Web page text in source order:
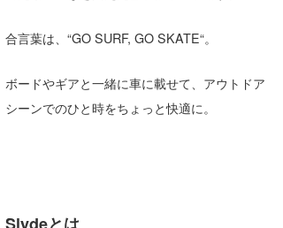
合言葉は、“GO SURF, GO SKATE“。
ボードやギアと一緒に車に載せて、アウトドア
シーンでのひと時をちょっと快適に。
Slydeとは